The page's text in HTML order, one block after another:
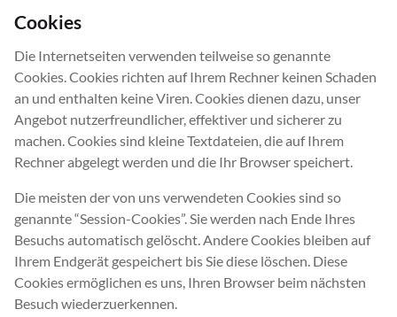
Cookies
Die Internetseiten verwenden teilweise so genannte
Cookies. Cookies richten auf Ihrem Rechner keinen Schaden
an und enthalten keine Viren. Cookies dienen dazu, unser
Angebot nutzerfreundlicher, effektiver und sicherer zu
machen. Cookies sind kleine Textdateien, die auf Ihrem
Rechner abgelegt werden und die Ihr Browserspeichert.
Die meisten der von uns verwendeten Cookies sind so
genannte “Session-Cookies”. Sie werden nach Ende Ihres
Besuchs automatisch gelöscht. Andere Cookies bleiben auf
Ihrem Endgerät gespeichert bis Sie diese löschen. Diese
Cookies ermöglichen es uns, Ihren Browser beim nächsten
Besuch wiederzuerkennen.